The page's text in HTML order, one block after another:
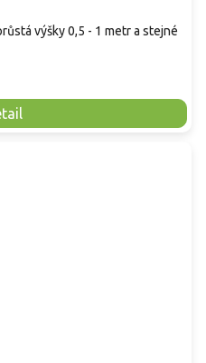
výšky 0,5 - 1 metr a stejné